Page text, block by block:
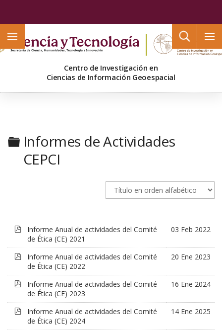
Centro de Investigación en
Ciencias de Información Geoespacial
Carpeta
Informes de Actividades
CEPCI
pdfInforme Anual de actividades del Comité
de Ética (CE) 2021
03 Feb 2022
pdfInforme Anual de actividades del Comité
de Ética (CE) 2022
20 Ene 2023
pdfInforme Anual de actividades del Comité
de Ética (CE) 2023
16 Ene 2024
pdfInforme Anual de actividades del Comité
de Ética (CE) 2024
14 Ene 2025